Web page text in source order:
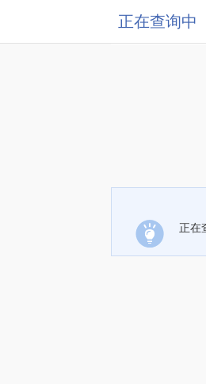
正在查询中
正在